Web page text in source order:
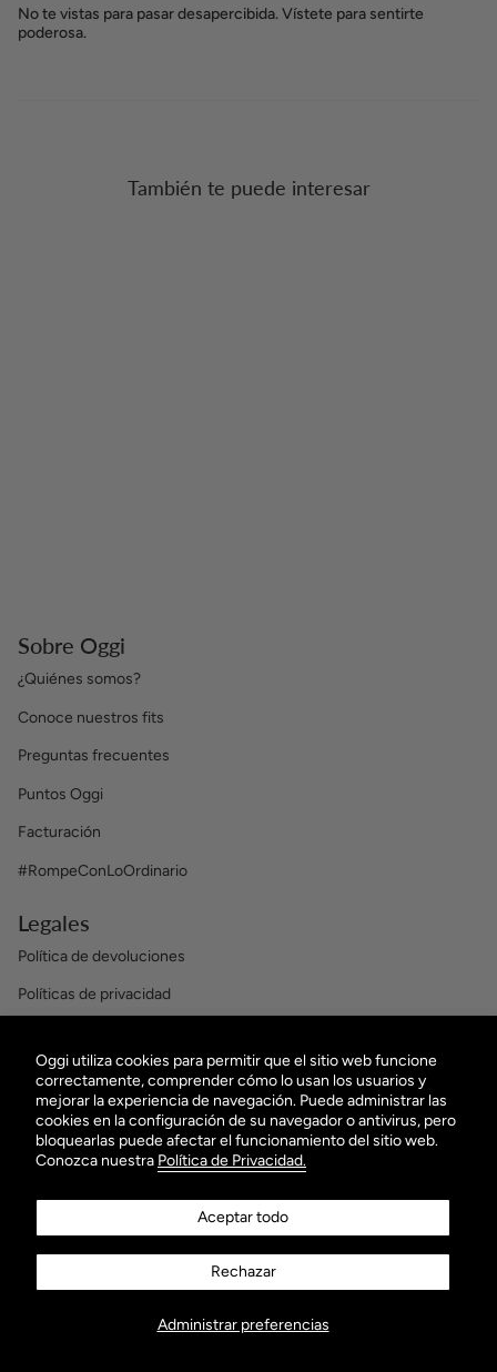
Oggi utiliza cookies para permitir que el sitio web funcione
correctamente, comprender cómo lo usan los usuarios y
mejorar la experiencia de navegación. Puede administrar las
cookies en la configuración de su navegador o antivirus, pero
bloquearlas puede afectar el funcionamiento del sitio web.
Conozca nuestra Política de Privacidad.
Administrar preferencias
Aceptar todo
Rechazar
AGREGAR AL CARRITO
No te vistas para pasar desapercibida. Vístete para sentirte
poderosa.
También te puede interesar
Sobre Oggi
¿Quiénes somos?
Conoce nuestros fits
Preguntas frecuentes
Puntos Oggi
Facturación
#RompeConLoOrdinario
Legales
Política de devoluciones
Políticas de privacidad
OBTÉN $100 EN TU PRIMERA COMPRA
¡Suscribiéndote a nuestro Newsletter!